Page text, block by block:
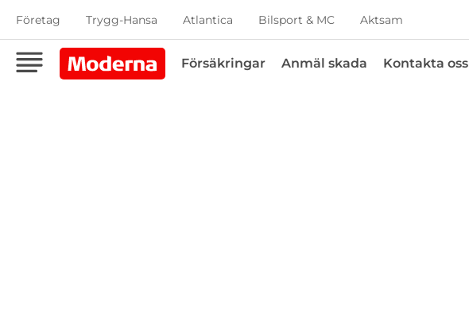
Företag Trygg-Hansa Atlantica Bilsport & MC Aktsam
Försäkringar Anmäl skada Kontakta oss